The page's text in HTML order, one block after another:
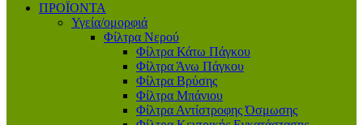
ΠΡΟΪΟΝΤΑ
Υγεία/ομορφιά
Φίλτρα Νερού
Φίλτρα Κάτω Πάγκου
Φίλτρα Άνω Πάγκου
Φίλτρα Βρύσης
Φίλτρα Μπάνιου
Φίλτρα Αντίστροφης Όσμωσης